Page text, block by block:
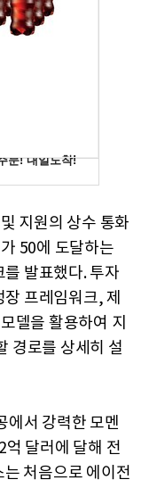
지원의 상수 통화
50에 도달하는
발표했다. 투자
프레임워크, 제
델을 활용하여 지
경로를 상세히 설
에서 강력한 모멘
달러에 달해 전
처음으로 에이전